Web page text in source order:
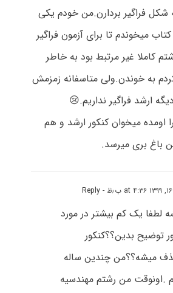
شکل فراگیر بردارن.من خودم یکی
میخوندم تا برای آزمون فراگیر
کاملا غیر مرتبط بود به خاطر
به خوندن.ولی متاسفانه زمزمش
ارشد فراگیر نداریم.😢
اومده میخوان کنکور ارشد و هم
باغ بری میرسد.
- Reply
لطفا یک کم بیشتر در مورد
توضیح بدین؟؟کنکور
میشه؟؟من چندین ساله
.اونوقت من رشتم مهندسیه